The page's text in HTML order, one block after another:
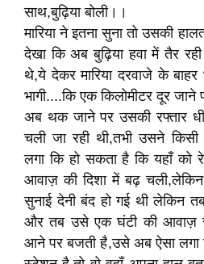
साथ,बुढ़िया बोली।।
मारिया ने इतना सुना तो उसकी
देखा कि अब बुढ़िया हवा में तैर
थे,ये देकर मारिया दरवाजे के बाहर
भागी....कि एक किलोमीटर दूर जाने
अब थक जाने पर उसकी रफ्तार
चली जा रही थी,तभी उसने
लगा कि हो सकता है कि यहाँ को
आवाज़ की दिशा में बढ़
सुनाई देनी बंद हो गई थी लेकिन
और तब उसे एक घंटी की आवाज़
आने पर बजती है,उसे अब ऐसा लगा